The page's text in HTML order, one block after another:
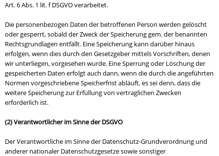
Art. 6 Abs. 1 lit. f DSGVO verarbeitet.
Die personenbezogen Daten der betroffenen Person werden gelöscht
oder gesperrt, sobald der Zweck der Speicherung gem. der benannten
Rechtsgrundlagen entfällt. Eine Speicherung kann darüber hinaus
erfolgen, wenn dies durch den Gesetzgeber mittels Vorschriften, denen
wir unterliegen, vorgesehen wurde. Eine Sperrung oder Löschung der
gespeicherten Daten erfolgt auch dann, wenn die durch die angeführten
Normen vorgeschriebene Speicherfrist abläuft, es sei denn, dass die
weitere Speicherung zur Erfüllung von vertraglichen Zwecken
erforderlich ist.
(2) Verantwortlicher im Sinne der DSGVO
Der Verantwortliche im Sinne der Datenschutz-Grundverordnung und
anderer nationaler Datenschutzgesetze sowie sonstiger